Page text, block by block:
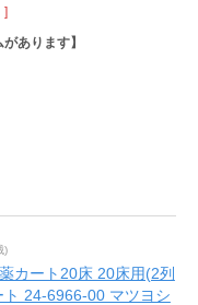
]
あります】
)
カート20床 20床用(2列
24-6966-00 マツヨシ